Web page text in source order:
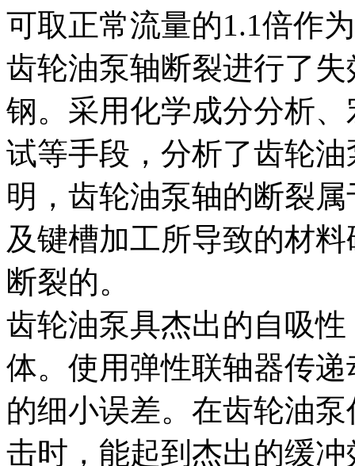
可取正常流量的1.1倍作
齿轮油泵轴断裂进行了
钢。采用化学成分分析
试等手段，分析了齿轮
明，齿轮油泵轴的断裂
及键槽加工所导致的材
断裂的。
齿轮油泵具杰出的自吸
体。使用弹性联轴器传
的细小误差。在齿轮油
击时，能起到杰出的缓